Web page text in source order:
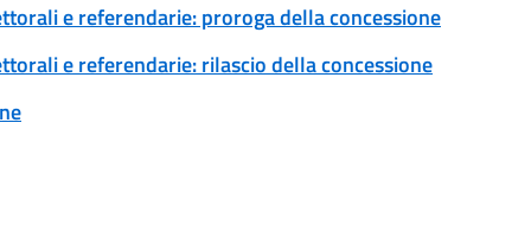
e referendarie: proroga della concessione
e referendarie: rilascio della concessione